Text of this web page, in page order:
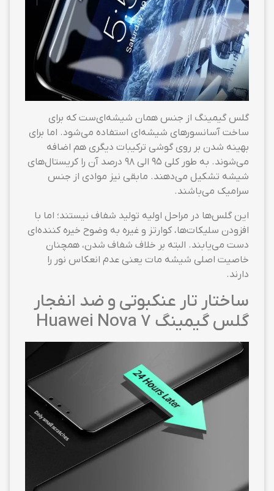
گلس گیمینگ از جنس همان شیشه‌ای‌ست که برای
ساخت آسانسورهای شیشه‌ای استفاده می‌شود. اما برای
بهینه شدن بر روی گوشی ترکیبات دیگری هم اضافه
می‌شوند. به طور کلی ۹۵ الی ۹۸ درصد آن را کریستال‌های
شیشه تشکیل می‌دهند. مابقی نیز موادی از جنس
سرامیک می‌باشند.
این گلس‌ها در مراحل اولیه تولید شفاف نیستند؛ اما با
افزودن سلیکات‌ها، کوارتز و غیره به وضوح خیره کننده‌ای
دست می‌یابند. البته بر خلاف شفاف شدن، همچنان
خاصیت اصلی شیشه مات یعنی عدم انعکاس نور را
دارند.
ساختار تار عنکبوتی و ضد انفجار
گلس گیمینگ Huawei Nova 7